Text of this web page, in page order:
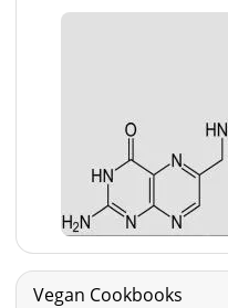
Vegan Cookbooks